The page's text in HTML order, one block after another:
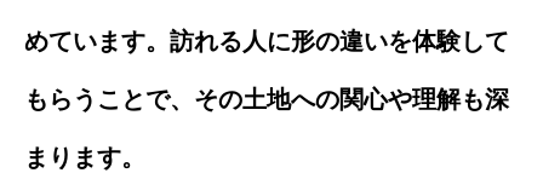
めています。訪れる人に形の違いを体験して
もらうことで、その土地への関心や理解も深
まります。